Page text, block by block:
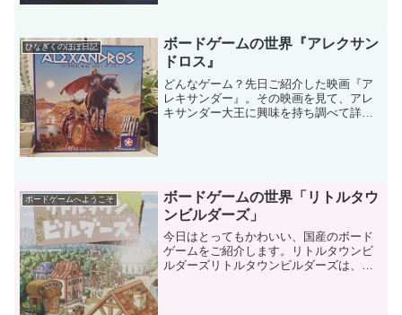
ひなぎくのほぼ日記
ボードゲームの世界『アレクサン
ドロス』
どんなゲーム？先日ご紹介した映画『ア
レキサンダー』。その映画を見て、アレ
キサンダー大王に興味を持ち調べて詳し
ボードゲームへようこそ
ボードゲームの世界「リトルタウ
ンビルダーズ」
今日はとってもかわいい、国産のボード
ゲームをご紹介します。リトルタウンビ
ルダーズリトルタウンビルダーズは、ア